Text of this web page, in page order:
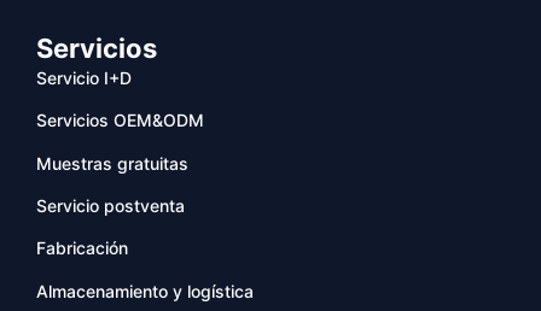
Servicios
Servicio I+D
Servicios OEM&ODM
Muestras gratuitas
Servicio postventa
Fabricación
Almacenamiento y logística